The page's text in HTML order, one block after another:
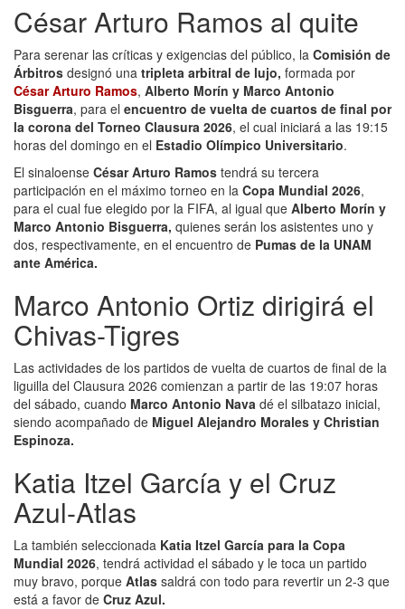
César Arturo Ramos al quite
Para serenar las críticas y exigencias del público, la Comisión de
Árbitros designó una tripleta arbitral de lujo, formada por
César Arturo Ramos, Alberto Morín y Marco Antonio
Bisguerra, para el encuentro de vuelta de cuartos de final por
la corona del Torneo Clausura 2026, el cual iniciará a las 19:15
horas del domingo en el Estadio Olímpico Universitario.
El sinaloense César Arturo Ramos tendrá su tercera
participación en el máximo torneo en la Copa Mundial 2026,
para el cual fue elegido por la FIFA, al igual que Alberto Morín y
Marco Antonio Bisguerra, quienes serán los asistentes uno y
dos, respectivamente, en el encuentro de Pumas de la UNAM
ante América.
Marco Antonio Ortiz dirigirá el
Chivas-Tigres
Las actividades de los partidos de vuelta de cuartos de final de la
liguilla del Clausura 2026 comienzan a partir de las 19:07 horas
del sábado, cuando Marco Antonio Nava dé el silbatazo inicial,
siendo acompañado de Miguel Alejandro Morales y Christian
Espinoza.
Katia Itzel García y el Cruz
Azul-Atlas
La también seleccionada Katia Itzel García para la Copa
Mundial 2026, tendrá actividad el sábado y le toca un partido
muy bravo, porque Atlas saldrá con todo para revertir un 2-3 que
está a favor de Cruz Azul.